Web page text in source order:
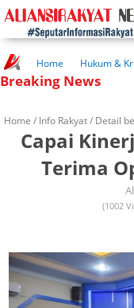
Home Hukum &
Kuliner Rakyat
Wisata
Breaking News
Home / Info Rakyat/ Detail
Capai
Terima
(1002